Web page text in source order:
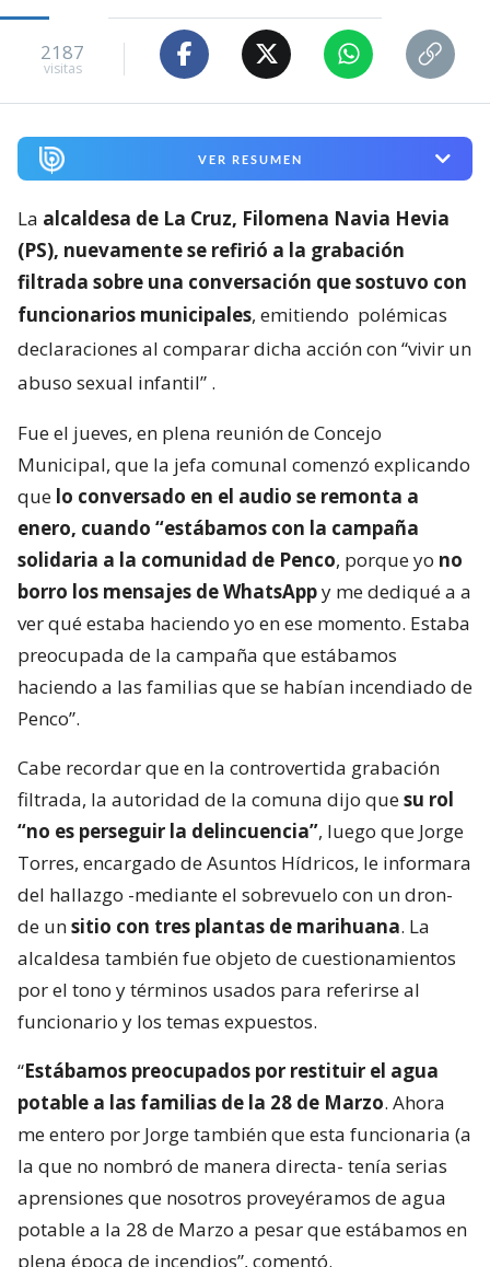
2187
visitas
VER RESUMEN
La alcaldesa de La Cruz, Filomena Navia Hevia
(PS), nuevamente se refirió a la grabación
filtrada sobre una conversación que sostuvo con
funcionarios municipales, emitiendo polémicas
declaraciones al comparar dicha acción con “vivir un
abuso sexual infantil” .
Fue el jueves, en plena reunión de Concejo
Municipal, que la jefa comunal comenzó explicando
que lo conversado en el audio se remonta a
enero, cuando “estábamos con la campaña
solidaria a la comunidad de Penco, porque yo no
borro los mensajes de WhatsAppy me dediqué a a
ver qué estaba haciendo yo en ese momento. Estaba
preocupada de la campaña que estábamos
haciendo a las familias que se habían incendiado de
Penco”.
Cabe recordar que en la controvertida grabación
filtrada, la autoridad de la comuna dijo quesu rol
“no es perseguir la delincuencia”, luego que Jorge
Torres, encargado de Asuntos Hídricos, le informara
del hallazgo -mediante el sobrevuelo con un dron-
de unsitio con tres plantas de marihuana. La
alcaldesa también fue objeto de cuestionamientos
por el tono y términos usados para referirse al
funcionario y los temas expuestos.
“Estábamos preocupados por restituir el agua
potable a las familias de la 28 de Marzo. Ahora
me entero por Jorge también que esta funcionaria (a
la que no nombró de manera directa- tenía serias
aprensiones que nosotros proveyéramos de agua
potable a la 28 de Marzo a pesar que estábamos en
plena época de incendios”, comentó.